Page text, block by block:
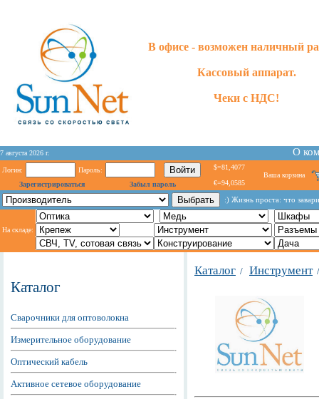
В офисе - возможен наличный
Кассовый аппарат.
Чеки с НДС!
7 августа 2026 г. О
Логин:
Пароль:
Зарегистрироваться
Забыл пароль
$=81,4077
€=94,0585
Ваша корзина
:) Жизнь проста: что
На складе:
Каталог
Сварочники для оптоволокна
Измерительное оборудование
Оптический кабель
Активное сетевое оборудование
Каталог / Инструмент